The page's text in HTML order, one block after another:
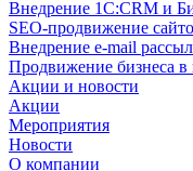
Внедрение 1C:CRM и
SEO-продвижение
Внедрение e-mail
Продвижение бизнеса в
Акции и новости
Акции
Мероприятия
Новости
О компании